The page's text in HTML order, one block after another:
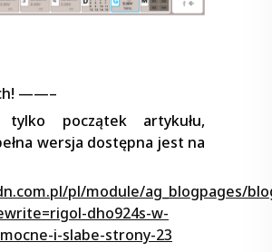
——–
początek artykułu,
wersja dostępna jest na
pl/module/ag_blogpages/
dho924s-w-
i-slabe-strony-23